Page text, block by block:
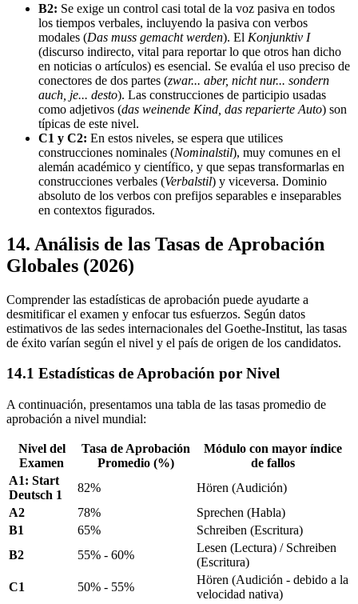
B2: Se exige un control casi total de la voz pasiva en todos
los tiempos verbales, incluyendo la pasiva con verbos
modales (Das muss gemacht werden). El Konjunktiv I
(discurso indirecto, vital para reportar lo que otros han dicho
en noticias o artículos) es esencial. Se evalúa el uso preciso de
conectores de dos partes (zwar... aber, nicht nur... sondern
auch, je... desto). Las construcciones de participio usadas
como adjetivos (das weinende Kind, das reparierte Auto) son
típicas de este nivel.
C1 y C2: En estos niveles, se espera que utilices
construcciones nominales (Nominalstil), muy comunes en el
alemán académico y científico, y que sepas transformarlas en
construcciones verbales (Verbalstil) y viceversa. Dominio
absoluto de los verbos con prefijos separables e inseparables
en contextos figurados.
14. Análisis de las Tasas de Aprobación
Globales (2026)
Comprender las estadísticas de aprobación puede ayudarte a
desmitificar el examen y enfocar tus esfuerzos. Según datos
estimativos de las sedes internacionales del Goethe-Institut, las tasas
de éxito varían según el nivel y el país de origen de los candidatos.
14.1 Estadísticas de Aprobación por Nivel
A continuación, presentamos una tabla de las tasas promedio de
aprobación a nivel mundial:
Nivel del
Examen
Tasa de Aprobación
Promedio (%)
Módulo con mayor índice
de fallos
A1: Start
Deutsch 1
82%
Hören (Audición)
A2
78%
Sprechen (Habla)
B1
65%
Schreiben (Escritura)
B2
55% - 60%
Lesen (Lectura) / Schreiben
(Escritura)
C1
50% - 55%
Hören (Audición - debido a la
velocidad nativa)